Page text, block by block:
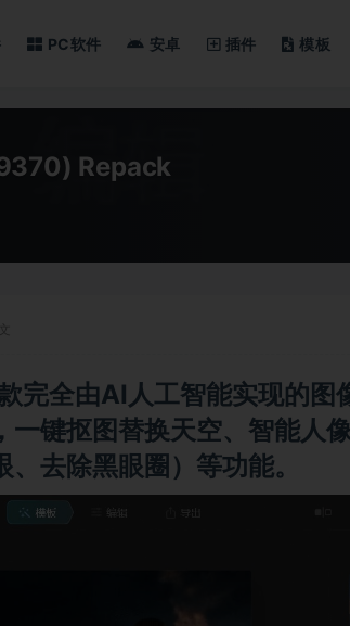
PC软件 安卓 插件 模板
Repack
完全由AI人工智能实现的图
一键抠图替换天空、智能人
去除黑眼圈）等功能。
全部